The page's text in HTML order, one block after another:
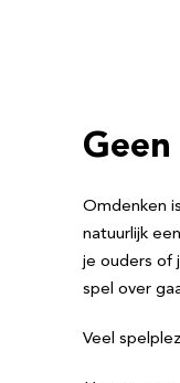
Omdenken
natuurlijk
je ouders of
spel over
Veel